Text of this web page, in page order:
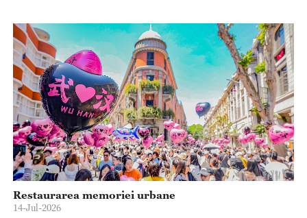
Restaurarea memoriei urbane
14-Jul-2026